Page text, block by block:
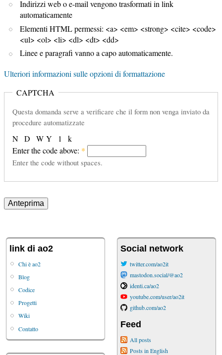
Indirizzi web o e-mail vengono trasformati in link
automaticamente
Elementi HTML permessi: <a> <em> <strong> <cite> <code>
<ul> <ol> <li> <dl> <dt> <dd>
Linee e paragrafi vanno a capo automaticamente.
Ulteriori informazioni sulle opzioni di formattazione
CAPTCHA
Questa domanda serve a verificare che il form non venga inviato da
procedure automatizzate
W 1 k
Y
D
N
Enter the code above: *
Enter the code without spaces.
link di ao2
Chi è ao2
Blog
Codice
Progetti
Wiki
Contatto
Social network
twitter.com/ao2it
mastodon.social/@ao2
identi.ca/ao2
youtube.com/user/ao2it
github.com/ao2
Feed
All posts
Posts in English